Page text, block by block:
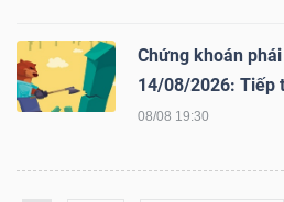
Chứng khoán
14/08/2026: Tiếp
08/08 19:30
TIN